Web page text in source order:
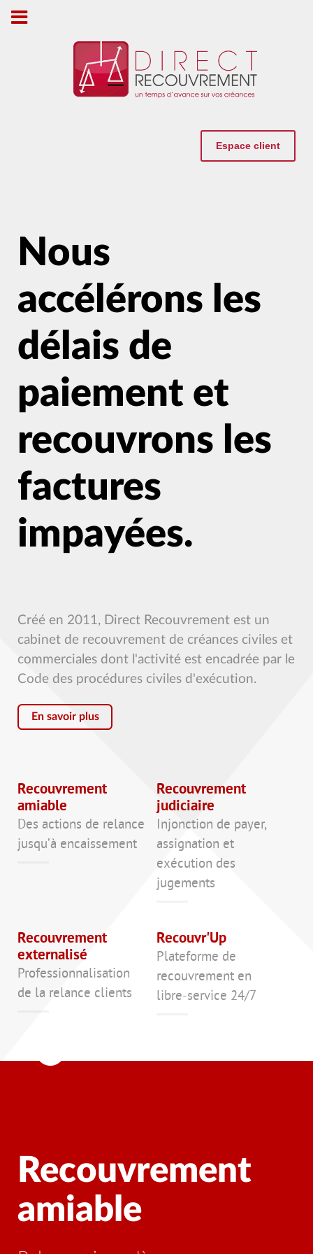
Espace client
Nous
accélérons les
délais de
paiement et
recouvrons les
factures
impayées.
Créé en 2011, Direct Recouvrement est un
cabinet de recouvrement de créances civiles et
commerciales dont l'activité est encadrée par le
Code des procédures civiles d'exécution.
En savoir plus
Recouvrement
amiable
Des actions de relance
jusqu’à encaissement
Recouvrement
judiciaire
Injonction de payer,
assignation et
exécution des
jugements
Recouvrement
externalisé
Professionnalisation
de la relance clients
Recouvr'Up
Plateforme de
recouvrement en
libre-service 24/7
judiciaire